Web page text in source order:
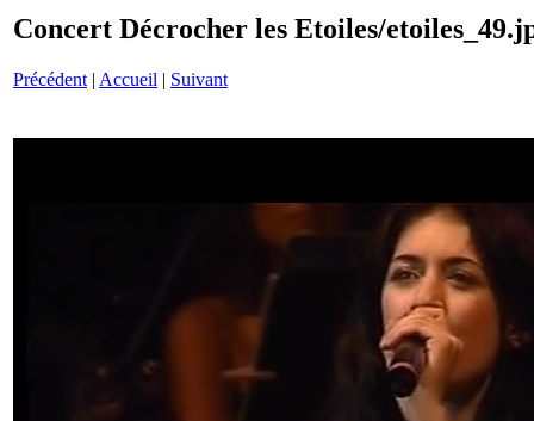
Concert Décrocher les Etoiles/
Précédent | Accueil | Suivant